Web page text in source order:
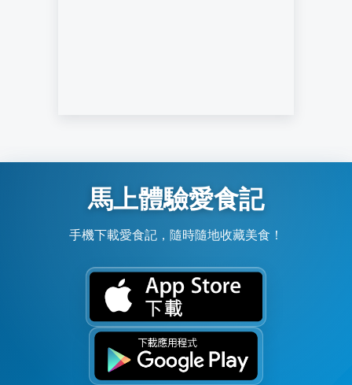
馬上體驗愛食記
手機下載愛食記，隨時隨地收藏美食！